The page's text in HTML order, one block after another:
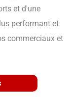
et d'une
performant et
commerciaux et